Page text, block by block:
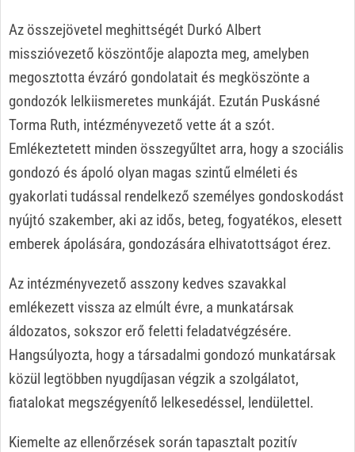
Az összejövetel meghittségét Durkó Albert
misszióvezető köszöntője alapozta meg, amelyben
megosztotta évzáró gondolatait és megköszönte a
gondozók lelkiismeretes munkáját. Ezután Puskásné
Torma Ruth, intézményvezető vette át a szót.
Emlékeztetett minden összegyűltet arra, hogy a szociális
gondozó és ápoló olyan magas szintű elméleti és
gyakorlati tudással rendelkező személyes gondoskodást
nyújtó szakember, aki az idős, beteg, fogyatékos, elesett
emberek ápolására, gondozására elhivatottságot érez.
Az intézményvezető asszony kedves szavakkal
emlékezett vissza az elmúlt évre, a munkatársak
áldozatos, sokszor erő feletti feladatvégzésére.
Hangsúlyozta, hogy a társadalmi gondozó munkatársak
közül legtöbben nyugdíjasan végzik a szolgálatot,
fiatalokat megszégyenítő lelkesedéssel, lendülettel.
Kiemelte az ellenőrzések során tapasztalt pozitív